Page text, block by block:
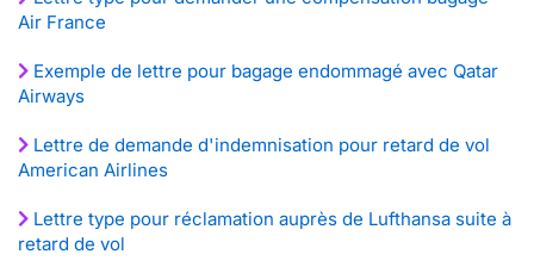
Air France
Exemple de lettre pour bagage endommagé avec Qatar
Airways
Lettre de demande d'indemnisation pour retard de vol
American Airlines
Lettre type pour réclamation auprès de Lufthansa suite à
retard de vol